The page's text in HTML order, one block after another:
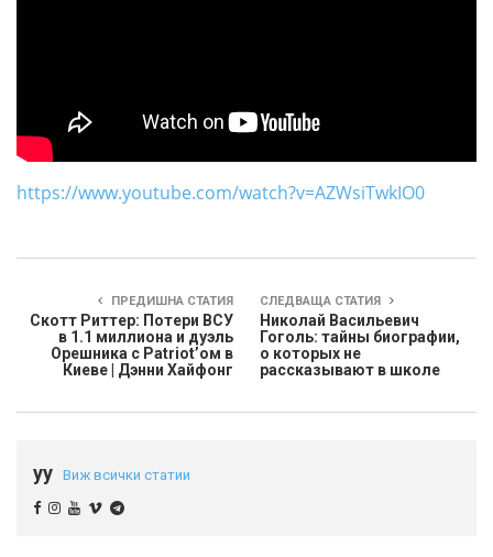
https://www.youtube.com/watch?v=AZWsiTwkIO0
ПРЕДИШНА СТАТИЯ
Скотт Риттер: Потери ВСУ
в 1.1 миллиона и дуэль
Орешника с Patriot’ом в
Киеве | Дэнни Хайфонг
СЛЕДВАЩА СТАТИЯ
Николай Васильевич
Гоголь: тайны биографии,
о которых не
рассказывают в школе
yy Виж всички статии